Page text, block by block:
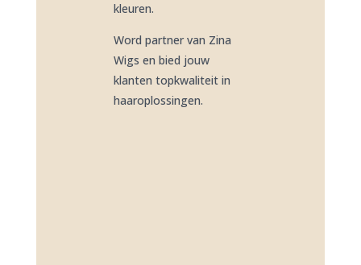
kleuren.
Word partner van Zina
Wigs en bied jouw
klanten topkwaliteit in
haaroplossingen.